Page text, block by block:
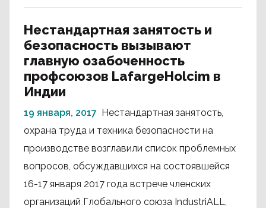
Нестандартная занятость и
безопасность вызывают
главную озабоченность
профсоюзов LafargeHolcim в
Индии
19 января, 2017 Нестандартная занятость,
охрана труда и техника безопасности на
производстве возглавили список проблемных
вопросов, обсуждавшихся на состоявшейся
16-17 января 2017 года встрече членских
организаций Глобального союза IndustriALL,